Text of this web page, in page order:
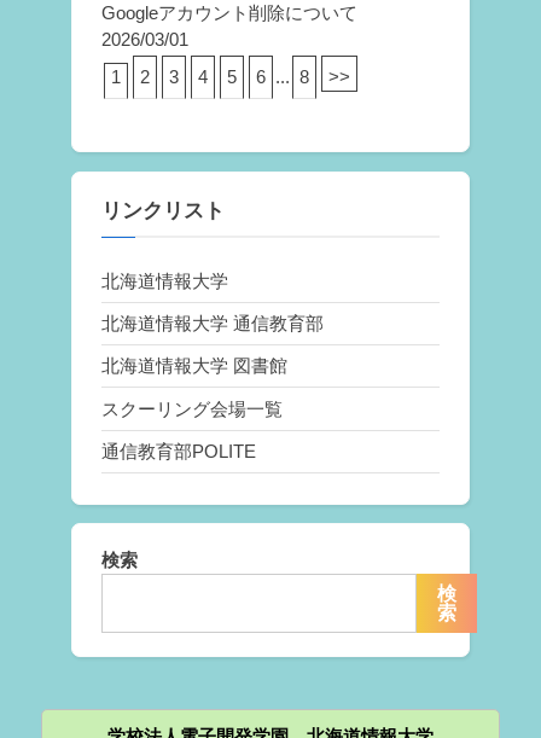
Googleアカウント削除について
2026/03/01
1
2 3 4 5 6 ... 8 >>
リンクリスト
北海道情報大学
北海道情報大学 通信教育部
北海道情報大学 図書館
スクーリング会場一覧
通信教育部POLITE
検索
検
索